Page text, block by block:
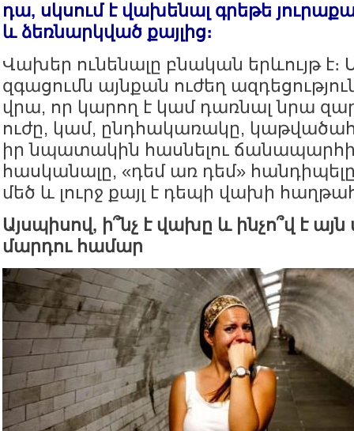
դա, սկսում է վախենալ գրեթե
և ձեռնարկված քայլից։
Վախեր ունենալը բնական երևույթ
զգացումն այնքան ուժեղ
վրա, որ կարող է կամ դառնալ նրա
ուժը, կամ, ընդհակառակը,
իր նպատակին հասնելու
հասկանալը, «դեմ առ դեմ»
մեծ և լուրջ քայլ է դեպի վախի
Այսպիսով, ի՞նչ է վախը և ինչո՞վ է
մարդու համար